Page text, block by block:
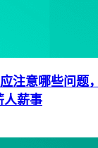
注意哪些问题
人薪事